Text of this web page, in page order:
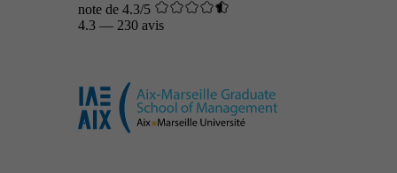
note de 4.3/5
4.3 — 230 avis